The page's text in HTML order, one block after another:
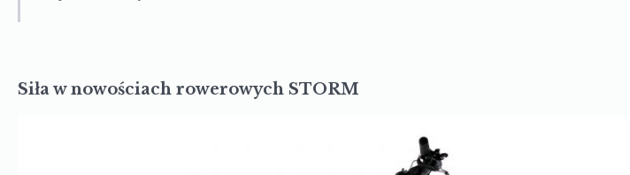
Siła w nowościach rowerowych STORM